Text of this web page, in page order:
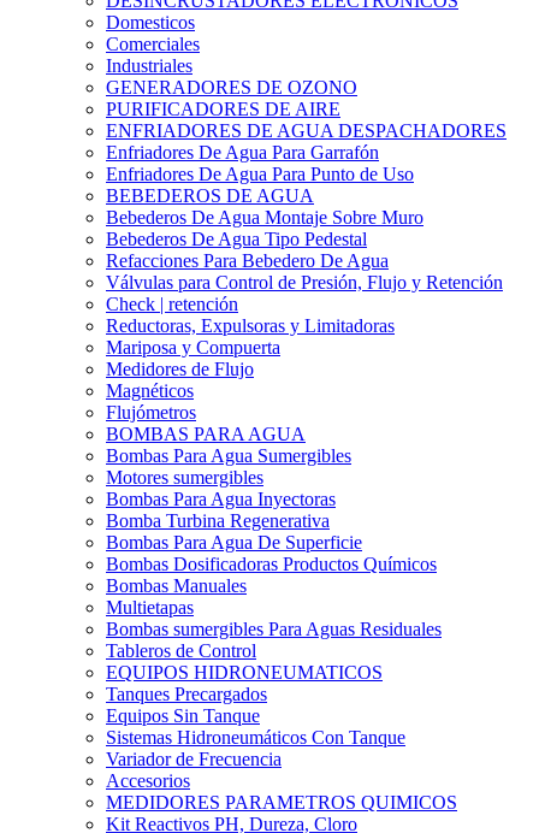
Domesticos
Comerciales
Industriales
GENERADORES DE OZONO
PURIFICADORES DE AIRE
ENFRIADORES DE AGUA DESPACHADORES
Enfriadores De Agua Para Garrafón
Enfriadores De Agua Para Punto de Uso
BEBEDEROS DE AGUA
Bebederos De Agua Montaje Sobre Muro
Bebederos De Agua Tipo Pedestal
Refacciones Para Bebedero De Agua
Válvulas para Control de Presión, Flujo y Retención
Check | retención
Reductoras, Expulsoras y Limitadoras
Mariposa y Compuerta
Medidores de Flujo
Magnéticos
Flujómetros
BOMBAS PARA AGUA
Bombas Para Agua Sumergibles
Motores sumergibles
Bombas Para Agua Inyectoras
Bomba Turbina Regenerativa
Bombas Para Agua De Superficie
Bombas Dosificadoras Productos Químicos
Bombas Manuales
Multietapas
Bombas sumergibles Para Aguas Residuales
Tableros de Control
EQUIPOS HIDRONEUMATICOS
Tanques Precargados
Equipos Sin Tanque
Sistemas Hidroneumáticos Con Tanque
Variador de Frecuencia
Accesorios
MEDIDORES PARAMETROS QUIMICOS
Kit Reactivos PH, Dureza, Cloro